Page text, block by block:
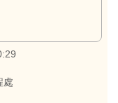
處